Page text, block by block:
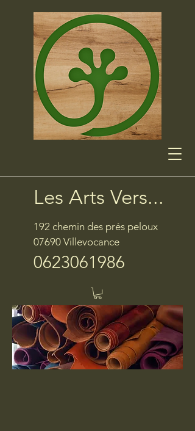
Les Arts Vers...
192 chemin des prés peloux
07690 Villevocance
0623061986